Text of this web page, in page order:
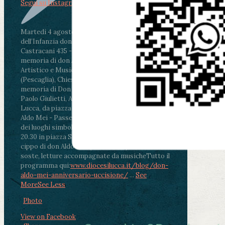
Martedì 4 agosto2026
ore 11:30 - Lucca, Scuola
dell’Infanzia don Aldo Mei - Viale Castruccio
Castracani 435 - Inaugurazione murales in
memoria di don Aldo Mei curato dal Liceo
Artistico e Musicale “Passaglia”
ore 18 - Fiano
(Pescaglia), Chiesa parrocchiale - Messa in
memoria di Don Aldo Mei celebrata da mons.
Paolo Giulietti, Arcivescovo di Lucca
ore 20.30 -
Lucca, da piazza San Michele al Cippo di don
Aldo Mei - Passeggiata della Memoria in alcuni
dei luoghi simbolo della città. Ritrovo alle ore
20.30 in piazza San Michele con conclusione al
cippo di don Aldo Mei (Porta Elisa). Durante le
soste, letture accompagnate da musicheTutto il
programma qui:www.diocesilucca.it/blog/don-
aldo-mei-anniversario-uccisione/ ... See
MoreSee Less
Photo
View on Facebook
Segui su Instagram